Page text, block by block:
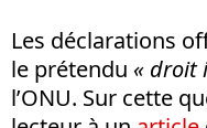
Les déclarations
le prétendu « droit
l’ONU. Sur cette